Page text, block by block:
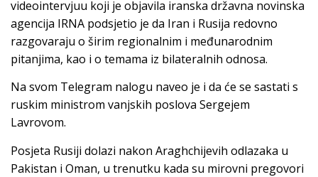
videointervjuu koji je objavila iranska državna novinska
agencija IRNA podsjetio je da Iran i Rusija redovno
razgovaraju o širim regionalnim i međunarodnim
pitanjima, kao i o temama iz bilateralnih odnosa.
Na svom Telegram nalogu naveo je i da će se sastati s
ruskim ministrom vanjskih poslova Sergejem
Lavrovom.
Posjeta Rusiji dolazi nakon Araghchijevih odlazaka u
Pakistan i Oman, u trenutku kada su mirovni pregovori